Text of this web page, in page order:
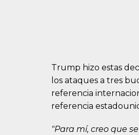
Trump hizo estas
los ataques a tres
referencia
referencia
"Para mí, creo que